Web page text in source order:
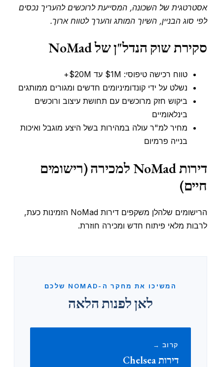
אסטרטגית של השכונה, המסייעת לרוכשים להעריך נכסים
לפי סוג הבניין, השיוך המותג והערך לטווח ארוך.
סקירת שוק הנדל"ן של NoMad
טווח רכישה טיפוסי: $1M עד $20M+
נשלט על ידי קונדומיניומים חדשים ומגורים ממותגים
ביקוש חזק מרוכשים עם תחושת עיצוב ורוכשים
בינלאומיים
מחיר למ"ר עולה במהירות בשל היצע מוגבל ואיכות
בנייה פרמיום
דירות NoMad למכירה (רישומים
חיים)
הרישומים שלהלן משקפים דירות NoMad הזמינות כעת,
לרבות מלאי פיתוח חדש ומכירה חוזרת.
המשיכו את מחקר ה-NOMAD שלכם
לאן לפנות הלאה
קרוב →
דירות Chelsea